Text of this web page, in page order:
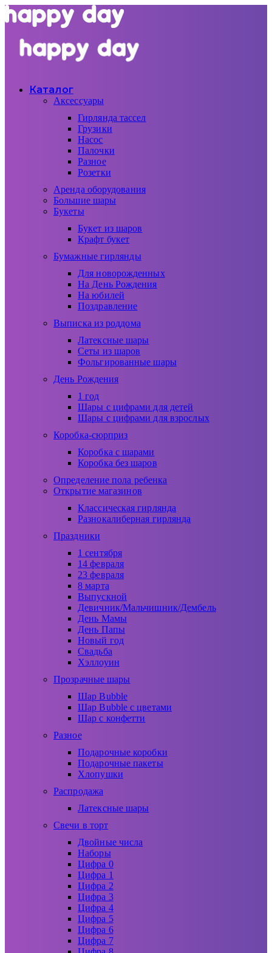
Каталог
Аксессуары
Гирлянда тассел
Грузики
Насос
Палочки
Разное
Розетки
Аренда оборудования
Большие шары
Букеты
Букет из шаров
Крафт букет
Бумажные гирлянды
Для новорожденных
На День Рождения
На юбилей
Поздравление
Выписка из роддома
Латексные шары
Сеты из шаров
Фольгированные шары
День Рождения
1 год
Шары с цифрами для детей
Шары с цифрами для взрослых
Коробка-сюрприз
Коробка с шарами
Коробка без шаров
Определение пола ребенка
Открытие магазинов
Классическая гирлянда
Разнокалиберная гирлянда
Праздники
1 сентября
14 февраля
23 февраля
8 марта
Выпускной
Девичник/Мальчишник/Дембель
День Мамы
День Папы
Новый год
Свадьба
Хэллоуин
Прозрачные шары
Шар Bubble
Шар Bubble с цветами
Шар с конфетти
Разное
Подарочные коробки
Подарочные пакеты
Хлопушки
Распродажа
Латексные шары
Свечи в торт
Двойные числа
Наборы
Цифра 0
Цифра 1
Цифра 2
Цифра 3
Цифра 4
Цифра 5
Цифра 6
Цифра 7